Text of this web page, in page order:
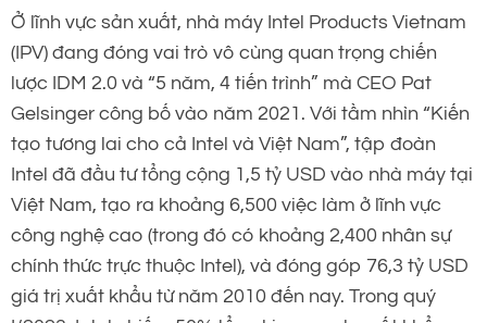
Ở lĩnh vực sản xuất, nhà máy Intel Products Vietnam
(IPV) đang đóng vai trò vô cùng quan trọng chiến
lược IDM 2.0 và “5 năm, 4 tiến trình” mà CEO Pat
Gelsinger công bố vào năm 2021. Với tầm nhìn “Kiến
tạo tương lai cho cả Intel và Việt Nam”, tập đoàn
Intel đã đầu tư tổng cộng 1,5 tỷ USD vào nhà máy tại
Việt Nam, tạo ra khoảng 6,500 việc làm ở lĩnh vực
công nghệ cao (trong đó có khoảng 2,400 nhân sự
chính thức trực thuộc Intel), và đóng góp 76,3 tỷ USD
giá trị xuất khẩu từ năm 2010 đến nay. Trong quý